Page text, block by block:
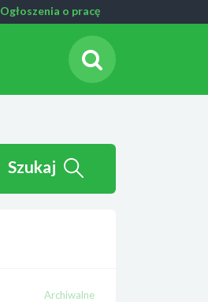
Ogłoszenia o pracę
Szukaj
Archiwalne